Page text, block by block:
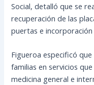
Social, detalló que se
recuperación de las
puertas e
Figueroa especificó
familias en servicios
medicina general e